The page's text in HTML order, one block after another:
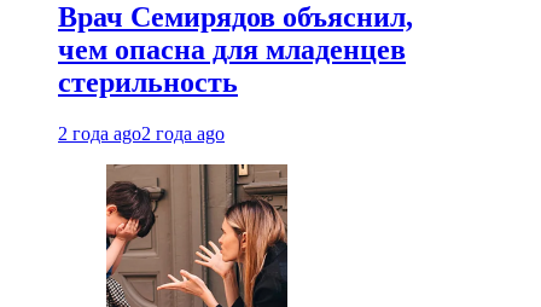
Врач Семирядов объяснил,
чем опасна для младенцев
стерильность
2 года ago2 года ago